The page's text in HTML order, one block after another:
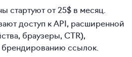
стартуют от 25$ в месяц.
доступ к API, расширенной
браузеры, CTR),
ссылок.